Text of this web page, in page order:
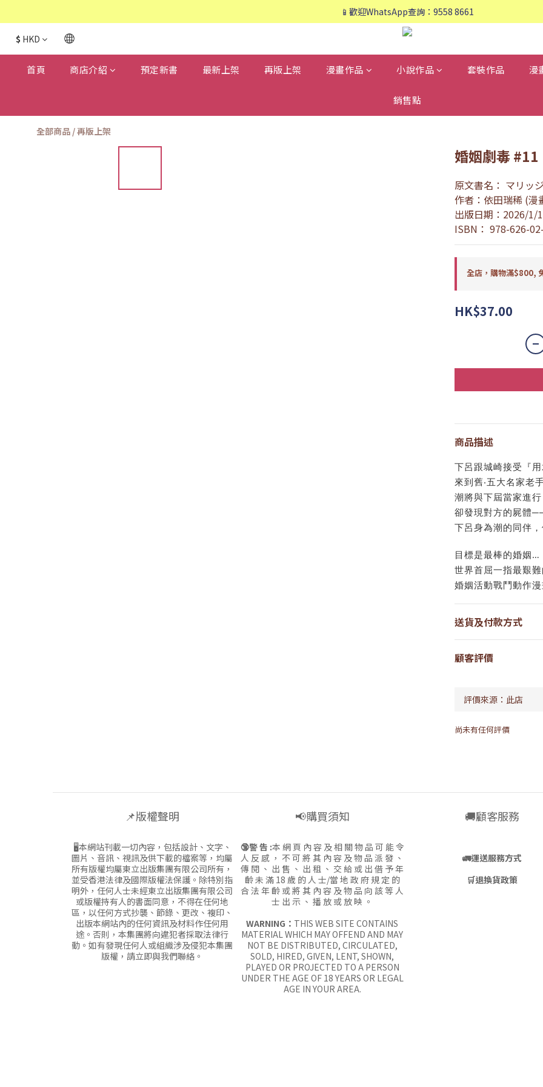
📱歡迎WhatsApp查詢：9558 8661
📱歡迎WhatsApp查詢：9558 8661
❤️會員專享：🛍購物滿💰HK$800，🚚免運費❤️
📱歡迎WhatsApp查詢：9558 8661
$ HKD
首頁 商店介紹 預定新書 最新上架 再版上架 漫畫作品 小說作品 套裝作品 漫
銷售點
全部商品 /再版上架
婚姻劇毒 #11
原文書名： マリッ
作者：依田瑞稀 (漫
出版日期：2026/1/
ISBN： 978-626-
全店，購物滿$800,
HK$37.00
商品描述
下呂跟城崎接受『
來到舊‧五大名家老
潮將與下屆當家進
卻發現對方的屍體
下呂身為潮的同伴
目標是最棒的婚姻…
世界首屈一指最艱
婚姻活動戰鬥動作
送貨及付款方式
顧客評價
尚未有任何評價
📌版權聲明
🖥本網站刊載一切內容，包括設計、文字、
圖片、音訊、視訊及供下載的檔案等，均屬
所有版權均屬東立出版集團有限公司所有，
並受香港法律及國際版權法保護。除特別指
明外，任何人士未經東立出版集團有限公司
或版權持有人的書面同意，不得在任何地
區，以任何方式抄襲、節錄、更改、複印、
出版本網站內的任何資訊及材料作任何用
途。否則，本集團將向違犯者採取法律行
動。如有發現任何人或組織涉及侵犯本集團
版權，請立即與我們聯絡。
📢購買須知
🔞警 告 :本 網 頁 內 容 及 相 關 物 品 可 能 令
人 反 感 ， 不 可 將 其 內 容 及 物 品 派 發 、
傳 閱 、 出 售 、 出 租 、 交 給 或 出 借 予 年
齡 未 滿 18 歲 的 人 士/當 地 政 府 規 定 的
合 法 年 齡 或 將 其 內 容 及 物 品 向 該 等 人
士 出 示 、 播 放 或 放 映 。
WARNING： THIS WEB SITE CONTAINS
MATERIAL WHICH MAY OFFEND AND MAY
NOT BE DISTRIBUTED, CIRCULATED,
SOLD, HIRED, GIVEN, LENT, SHOWN,
PLAYED OR PROJECTED TO A PERSON
UNDER THE AGE OF 18 YEARS OR LEGAL
AGE IN YOUR AREA.
🚚顧客服務
🚛運送服務方式
🛒退換貨政策